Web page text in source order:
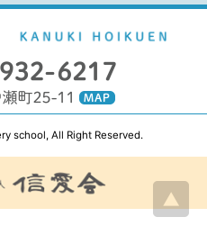
school, All Right Reserved.